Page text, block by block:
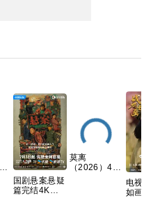
国剧悬案悬疑
篇完结4K高
莫离
（2026）4K
电
如